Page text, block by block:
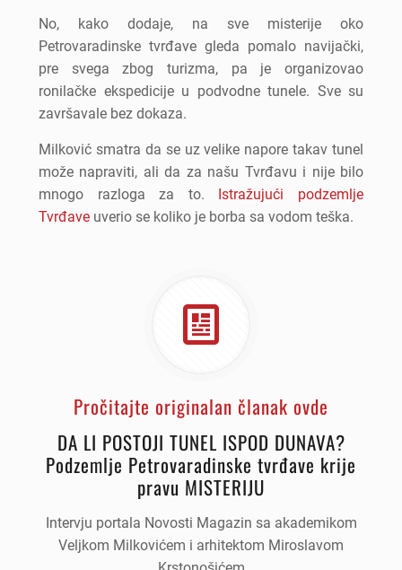
No, kako dodaje, na sve misterije oko
Petrovaradinske tvrđave gleda pomalo navijački,
pre svega zbog turizma, pa je organizovao
ronilačke ekspedicije u podvodne tunele. Sve su
završavale bez dokaza.
Milković smatra da se uz velike napore takav tunel
može napraviti, ali da za našu Tvrđavu i nije bilo
mnogo razloga za to. Istražujući podzemlje
Tvrđave uverio se koliko je borba sa vodom teška.
Pročitajte originalan članak ovde
DA LI POSTOJI TUNEL ISPOD DUNAVA?
Podzemlje Petrovaradinske tvrđave krije
pravu MISTERIJU
Intervju portala Novosti Magazin sa akademikom
Veljkom Milkovićem i arhitektom Miroslavom